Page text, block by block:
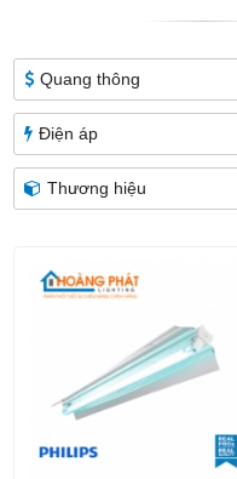
PHẨM
Quang thông
Điện áp
Thương hiệu